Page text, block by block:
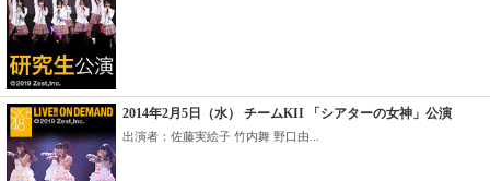
2014年2月5日（水） チームKII 「シアターの女神」公演
出演者：佐藤実絵子 竹内舞 野口由...